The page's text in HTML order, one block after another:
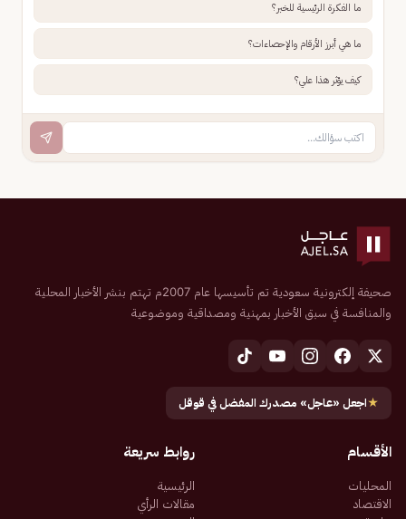
ما الفكرة الرئيسية للخبر؟
ما هي أبرز الأرقام والإحصاءات؟
كيف يؤثر هذا علي؟
صحيفة إلكترونية سعودية تم تأسيسها عام 2007م تهتم بنشر الأخبار المحلية
والمنافسة في سبق الأخبار بمهنية ومصداقية وموضوعية
★اجعل «عاجل» مصدرك المفضل في قوقل
الأقسام
المحليات
الاقتصاد
روابط سريعة
الرئيسية
مقالات الرأي